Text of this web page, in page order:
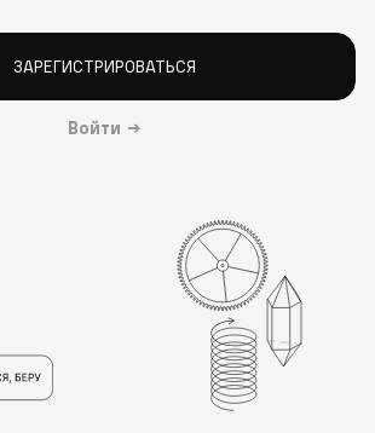
ЗАРЕГИСТРИРОВАТЬСЯ
Войти →